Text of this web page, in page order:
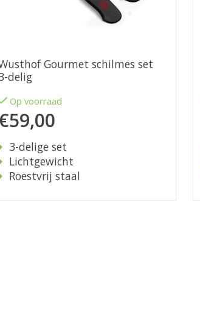
Gourmet schilmes set
delig
Op voorraad
3-delige set
Lichtgewicht
Roestvrij staal